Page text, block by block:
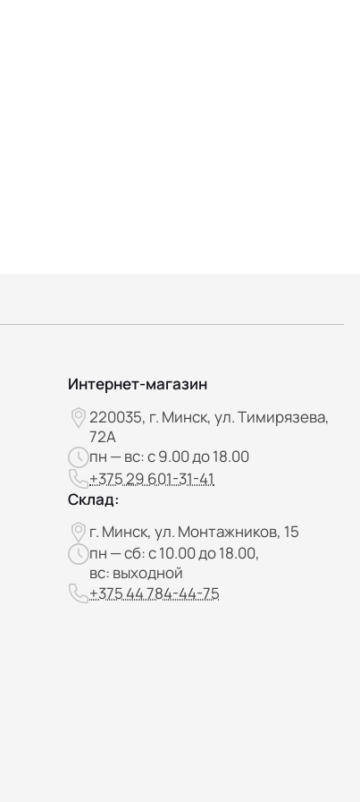
Интернет-магазин
220035, г. Минск, ул. Тимирязева,
72А
пн — вс: с 9.00 до 18.00
+375 29 601-31-41
Склад:
г. Минск, ул. Монтажников, 15
пн — сб: с 10.00 до 18.00,
вс: выходной
+375 44 784-44-75